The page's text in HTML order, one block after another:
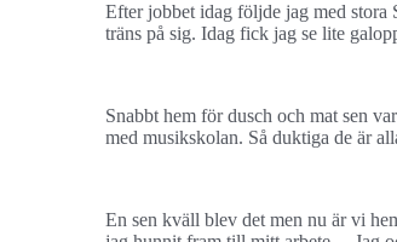
Efter jobbet idag följde jag med stora
träns på sig. Idag fick jag se lite
Snabbt hem för dusch och mat sen
med musikskolan. Så duktiga de är
En sen kväll blev det men nu är vi